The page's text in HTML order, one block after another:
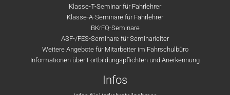
Klasse-T-Seminar für Fahrlehrer
Klasse-A-Seminare für Fahrlehrer
BKrFQ-Seminare
ASF-/FES-Seminare für Seminarleiter
Weitere Angebote für Mitarbeiter im Fahrschulbüro
Informationen über Fortbildungspflichten und Anerkennung
Infos